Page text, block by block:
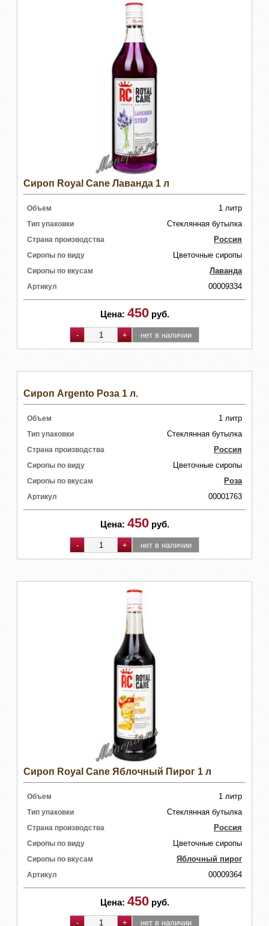
Сироп Royal Cane Лаванда 1 л
Объем 1 литр
Тип упаковки Стеклянная бутылка
Страна производства Россия
Сиропы по виду Цветочные сиропы
Сиропы по вкусам Лаванда
Артикул 00009334
Цена: 450 руб.
Сироп Argento Роза 1 л.
Объем 1 литр
Тип упаковки Стеклянная бутылка
Страна производства Россия
Сиропы по виду Цветочные сиропы
Сиропы по вкусам Роза
Артикул 00001763
Цена: 450 руб.
Сироп Royal Cane Яблочный Пирог 1 л
Объем 1 литр
Тип упаковки Стеклянная бутылка
Страна производства Россия
Сиропы по виду Цветочные сиропы
Сиропы по вкусам Яблочный пирог
Артикул 00009364
Цена: 450 руб.